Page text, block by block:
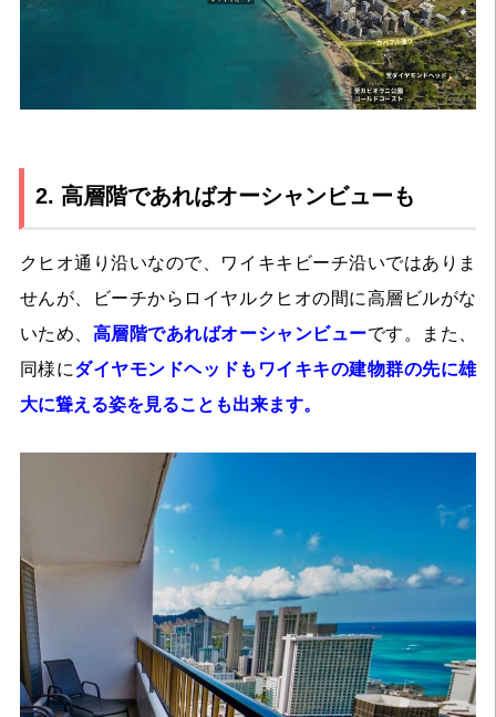
2. 高層階であればオーシャンビューも
クヒオ通り沿いなので、ワイキキビーチ沿いではありま
せんが、ビーチからロイヤルクヒオの間に高層ビルがな
いため、 高層階であればオーシャンビューです。
また、
同様にダイヤモンドヘッドもワイキキの建物群の先に雄
大に聳える姿を見ることも出来ます。